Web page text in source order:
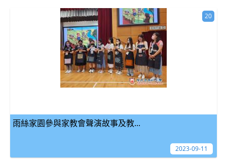
雨絲家園參與家教會聲演故事及教...
20
2023-09-11